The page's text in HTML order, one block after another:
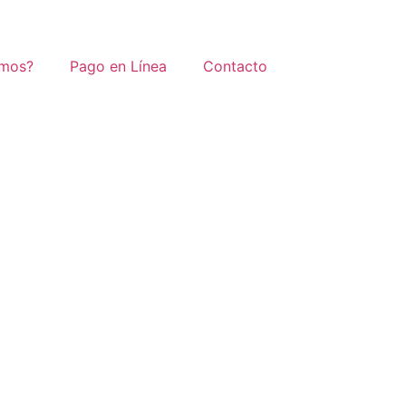
Pago en Línea Contacto